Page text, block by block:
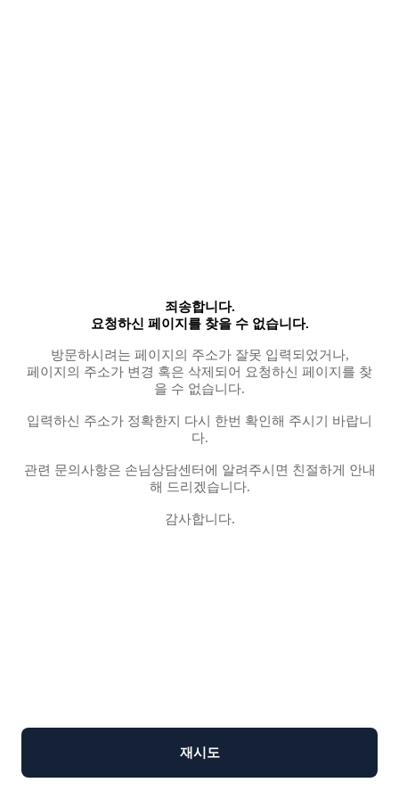
죄송합니다.
요청하신 페이지를 찾을 수 없습니다.
방문하시려는 페이지의 주소가 잘못 입력되었거나,
페이지의 주소가 변경 혹은 삭제되어 요청하신 페이지를 찾
을 수 없습니다.
입력하신 주소가 정확한지 다시 한번 확인해 주시기 바랍니
다.
관련 문의사항은 손님상담센터에 알려주시면 친절하게 안내
해 드리겠습니다.
감사합니다.
재시도